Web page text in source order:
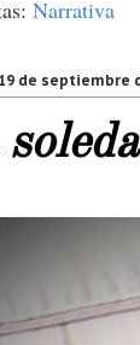
Narrativa
de septiembre